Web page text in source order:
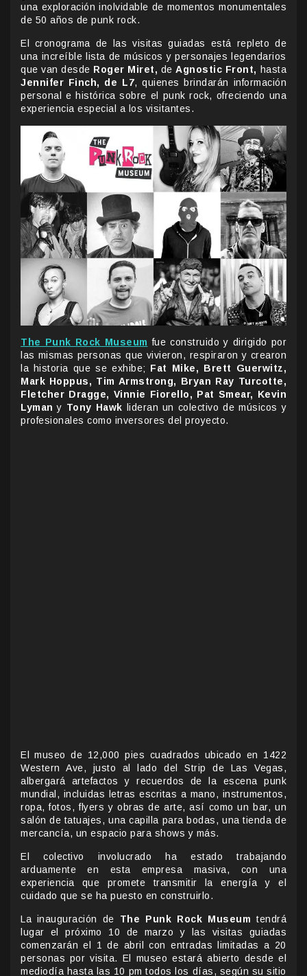
una exploración inolvidable de momentos monumentales
de 50 años de punk rock.
El cronograma de las visitas guiadas está repleto de
una increíble lista de músicos y personajes legendarios
que van desde Roger Miret, deAgnostic Front, hasta
Jennifer Finch, de L7, quienes brindarán información
personal e histórica sobre el punk rock, ofreciendo una
experiencia especial a los visitantes.
The Punk Rock Museum fue construido y dirigido por
las mismas personas que vivieron, respiraron y crearon
la historia que se exhibe; Fat Mike, Brett Guerwitz,
Mark Hoppus, Tim Armstrong, Bryan Ray Turcotte,
Fletcher Dragge, Vinnie Fiorello, Pat Smear, Kevin
Lymany Tony Hawk
lideran un colectivo de músicos y
profesionales como inversores del proyecto.
El museo de 12,000 pies cuadrados ubicado en 1422
Western Ave, justo al lado del Strip de Las Vegas,
albergará artefactos y recuerdos de la escena punk
mundial, incluidas letras escritas a mano, instrumentos,
ropa, fotos, flyers y obras de arte, así como un bar, un
salón de tatuajes, una capilla para bodas, una tienda de
mercancía, un espacio para shows y más.
El colectivo involucrado ha estado trabajando
arduamente en esta empresa masiva, con una
experiencia que promete transmitir la energía y el
cuidado que se ha puesto en construirlo.
La inauguración de The Punk Rock Museum tendrá
lugar el próximo 10 de marzo y las visitas guiadas
comenzarán el 1 de abril con entradas limitadas a 20
personas por visita. El museo estará abierto desde el
mediodía hasta las 10 pm todos los días, según su sitio